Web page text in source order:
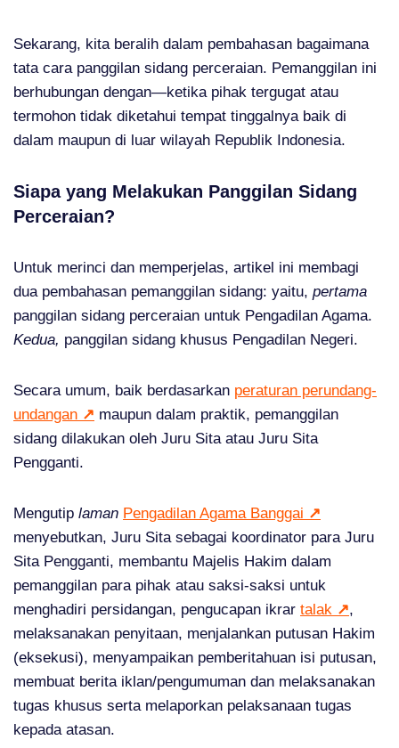
Sekarang, kita beralih dalam pembahasan bagaimana
tata cara panggilan sidang perceraian. Pemanggilan ini
berhubungan dengan—ketika pihak tergugat atau
termohon tidak diketahui tempat tinggalnya baik di
dalam maupun di luar wilayah Republik Indonesia.
Siapa yang Melakukan Panggilan Sidang
Perceraian?
Untuk merinci dan memperjelas, artikel ini membagi
dua pembahasan pemanggilan sidang: yaitu, pertama
panggilan sidang perceraian untuk Pengadilan Agama.
Kedua, panggilan sidang khusus Pengadilan Negeri.
Secara umum, baik berdasarkan peraturan perundang-
undangan ↗ maupun dalam praktik, pemanggilan
sidang dilakukan oleh Juru Sita atau Juru Sita
Pengganti.
Mengutip laman Pengadilan Agama Banggai ↗
menyebutkan, Juru Sita sebagai koordinator para Juru
Sita Pengganti, membantu Majelis Hakim dalam
pemanggilan para pihak atau saksi-saksi untuk
menghadiri persidangan, pengucapan ikrar talak ↗,
melaksanakan penyitaan, menjalankan putusan Hakim
(eksekusi), menyampaikan pemberitahuan isi putusan,
membuat berita iklan/pengumuman dan melaksanakan
tugas khusus serta melaporkan pelaksanaan tugas
kepada atasan.